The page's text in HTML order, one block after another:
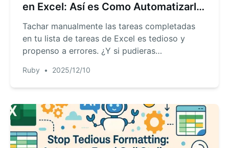
en Excel: Así es Como Automatizarlo
con IA
Tachar manualmente las tareas completadas
en tu lista de tareas de Excel es tedioso y
propenso a errores. ¿Y si pudieras
Descubre cómo un agente de IA para Excel,
como RowSpeak, puede automatizar el
comandos de lenguaje sencillo, ahorrándote
tiempo y manteniendo tus seguimientos de
proyectos perfectamente actualizados.
Ruby • 2025/12/10